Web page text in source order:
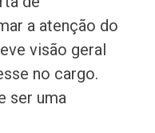
a atenção do
visão geral
no cargo.
ser uma